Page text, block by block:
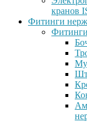
кранов
Фитинги